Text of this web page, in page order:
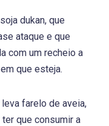
dukan, que
ataque e que
com um recheio a
que esteja.
farelo de aveia,
que consumir a